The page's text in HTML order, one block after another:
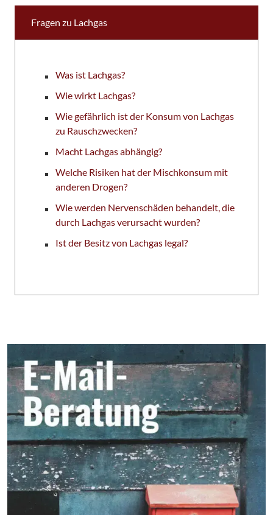
Fragen zu Lachgas
Was ist Lachgas?
Wie wirkt Lachgas?
Wie gefährlich ist der Konsum von Lachgas
zu Rauschzwecken?
Macht Lachgas abhängig?
Welche Risiken hat der Mischkonsum mit
anderen Drogen?
Wie werden Nervenschäden behandelt, die
durch Lachgas verursacht wurden?
Ist der Besitz von Lachgas legal?
Seitenbereich